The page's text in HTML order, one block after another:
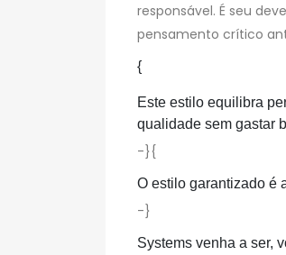
responsável. É seu
pensamento crítico
{
Este estilo equilibra
qualidade sem gastar
-}{
O estilo garantizado é
-}
Systems venha a ser,